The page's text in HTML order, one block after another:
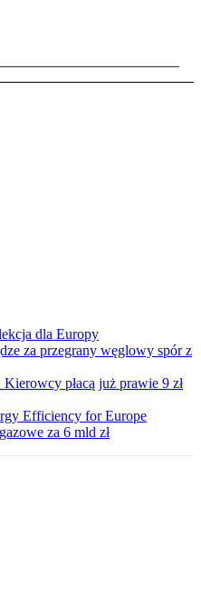
dla Europy
za przegrany węglowy spór z
płacą już prawie 9 zł
Efficiency for Europe
za 6 mld zł